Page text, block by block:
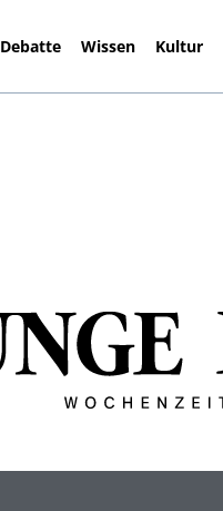
Debatte Wissen Kultur